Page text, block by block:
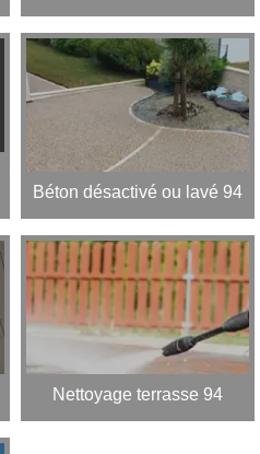
Béton désactivé ou lavé 94
Nettoyage terrasse 94